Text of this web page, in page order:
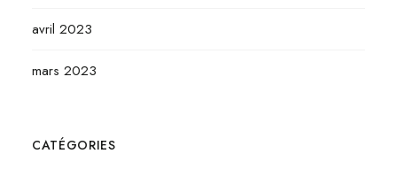
avril 2023
mars 2023
CATÉGORIES